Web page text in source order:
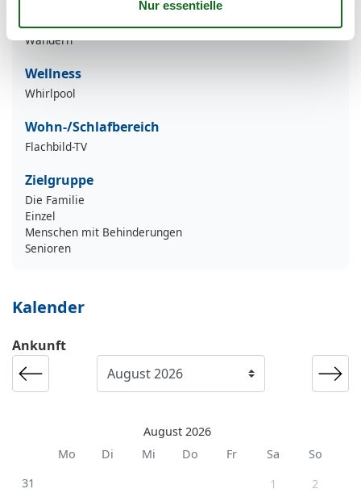
Strand-Urlaub
Wandern
Wellness
Whirlpool
Wohn-/Schlafbereich
Flachbild-TV
Zielgruppe
Die Familie
Einzel
Menschen mit Behinderungen
Senioren
Kalender
Ankunft
August 2026
Mo
Di Mi Do Fr Sa
So
31
1
2